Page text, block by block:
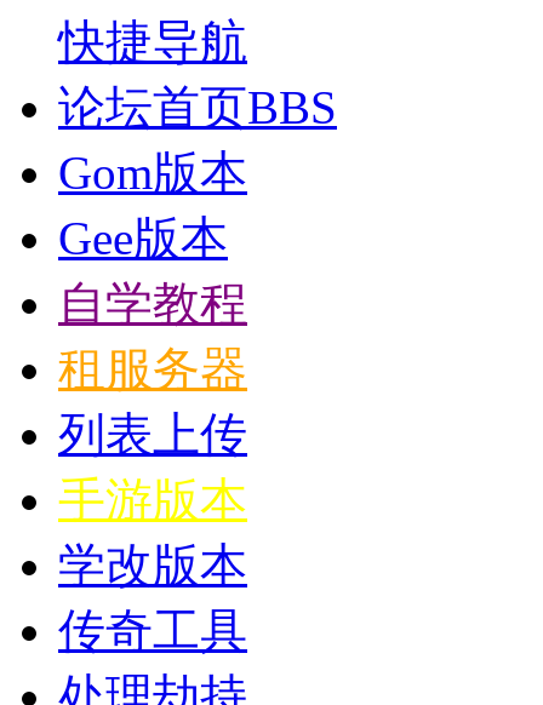
快捷导航
论坛首页BBS
Gom版本
Gee版本
自学教程
租服务器
列表上传
手游版本
学改版本
传奇工具